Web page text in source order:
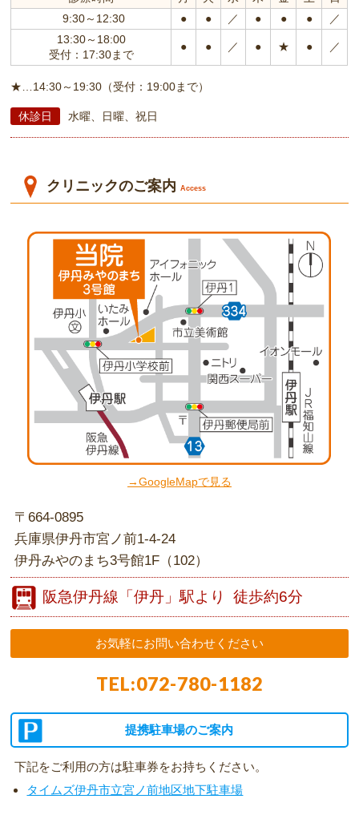
9:30～12:30
● ● ／ ● ● ●
／
13:30～18:00
受付：17:30まで
● ● ／ ● ★ ● ／
★…14:30～19:30（受付：19:00まで）
休診日 水曜、日曜、祝日
クリニックのご案内Access
→GoogleMapで見る
〒664-0895
兵庫県伊丹市宮ノ前1-4-24
伊丹みやのまち3号館1F（102）
阪急伊丹線 「伊丹」駅より徒歩約6分
お気軽にお問い合わせください
TEL:072-780-1182
提携駐車場のご案内
下記をご利用の方は駐車券をお持ちください。
タイムズ伊丹市立宮ノ前地区地下駐車場